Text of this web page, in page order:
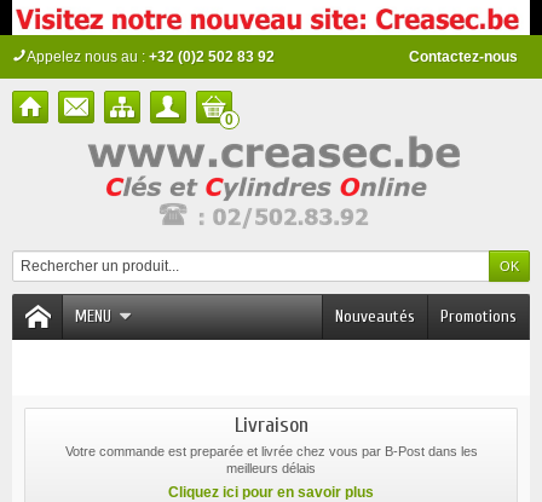
Contactez-nous
Appelez nous au : +32 (0)2 502 83 92
0
MENU Promotions
Nouveautés
Livraison
Votre commande est preparée et livrée chez vous par B-Post dans les
meilleurs délais
Cliquez ici pour en savoir plus